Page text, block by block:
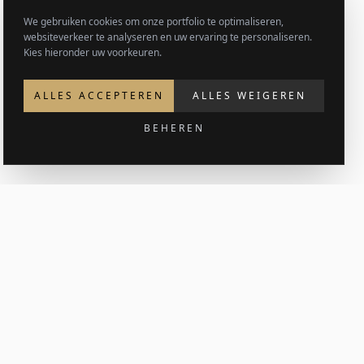
We gebruiken cookies om onze portfolio te optimaliseren,
websiteverkeer te analyseren en uw ervaring te personaliseren.
Kies hieronder uw voorkeuren.
ALLES ACCEPTEREN ALLES WEIGEREN
BEHEREN